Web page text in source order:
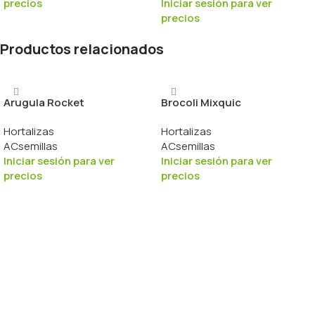
precios
Iniciar sesión para ver
precios
Productos relacionados
Arugula Rocket
Hortalizas
ACsemillas
Iniciar sesión para ver
precios
Brocoli Mixquic
Hortalizas
ACsemillas
Iniciar sesión para ver
precios